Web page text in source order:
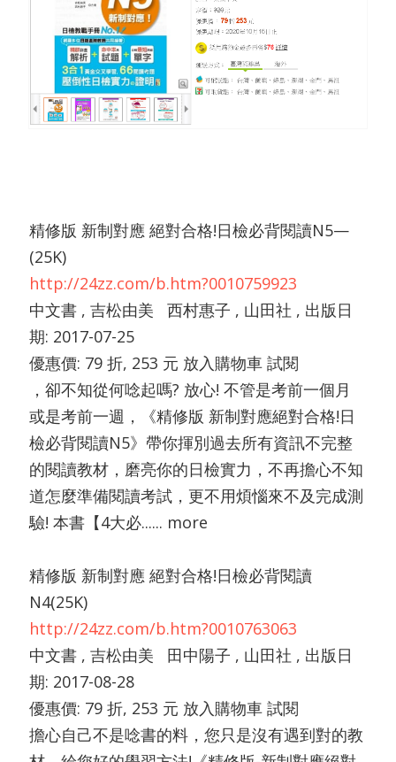
精修版 新制對應 絕對合格!日檢必背閱讀N5—
(25K)
http://24zz.com/b.htm?0010759923
中文書 , 吉松由美 西村惠子 , 山田社 , 出版日
期: 2017-07-25
優惠價: 79 折, 253 元 放入購物車 試閱
，卻不知從何唸起嗎? 放心! 不管是考前一個月
或是考前一週，《精修版 新制對應絕對合格!日
檢必背閱讀N5》帶你揮別過去所有資訊不完整
的閱讀教材，磨亮你的日檢實力，不再擔心不知
道怎麼準備閱讀考試，更不用煩惱來不及完成測
驗! 本書【4大必...... more
精修版 新制對應 絕對合格!日檢必背閱讀
N4(25K)
http://24zz.com/b.htm?0010763063
中文書 , 吉松由美 田中陽子 , 山田社 , 出版日
期: 2017-08-28
優惠價: 79 折, 253 元 放入購物車 試閱
擔心自己不是唸書的料，您只是沒有遇到對的教